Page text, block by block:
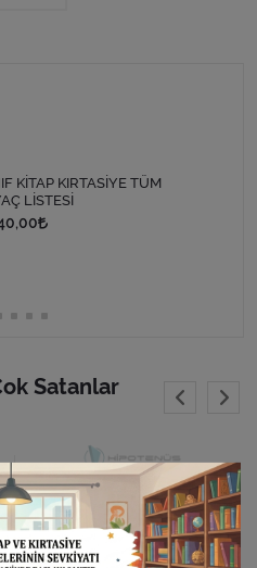
KİTAP KIRTASİYE TÜM
LİSTESİ
Satanlar